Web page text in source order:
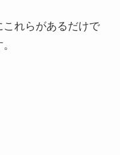
れらがあるだけで